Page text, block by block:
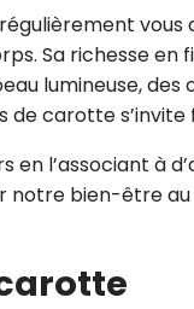
Sa richesse
lumineuse,
de carotte
en l’associant à
bien-être au